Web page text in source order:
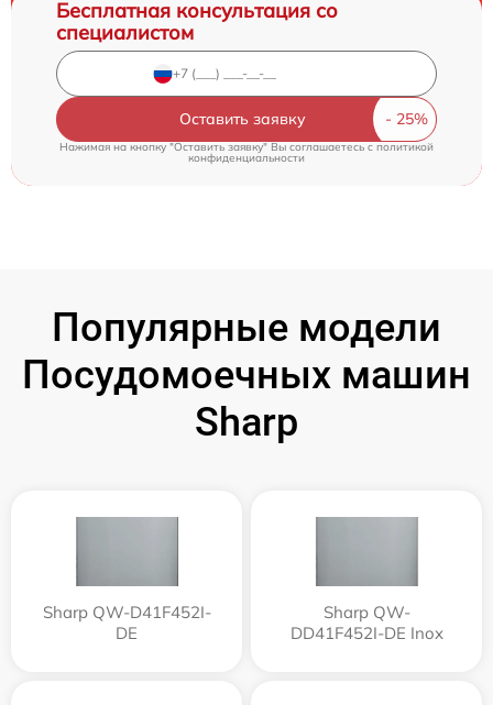
Бесплатная консультация со
специалистом
Оставить заявку
Нажимая на кнопку "Оставить заявку" Вы соглашаетесь cполитикой
конфиденциальности
Популярные модели
Посудомоечных машин
Sharp
Sharp QW-D41F452I-
DE
Sharp QW-
DD41F452I-DE Inox